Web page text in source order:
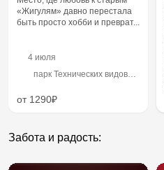
«Жигулям» давно перестала
быть просто хобби и преврат...
4 июля
парк Технических видов
от 1290₽
Забота и радость: